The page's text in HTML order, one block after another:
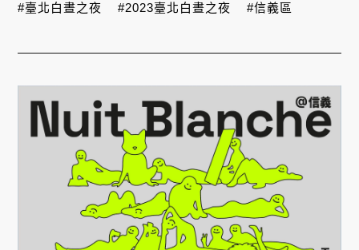
#臺北白晝之夜 #2023臺北白晝之夜 #信義區